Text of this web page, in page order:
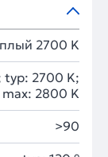
2700 K
typ: 2700 K;
max: 2800 K
>90